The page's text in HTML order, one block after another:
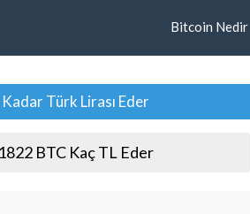
Bitcoin Nedir
Türk Lirası Eder
BTC Kaç TL Eder